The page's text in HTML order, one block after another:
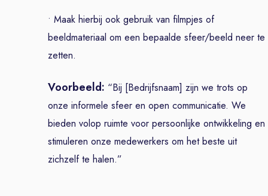
• Maak hierbij ook gebruik van filmpjes of
beeldmateriaal om een bepaalde sfeer/beeld neer te
zetten.
Voorbeeld: “Bij [Bedrijfsnaam] zijn we trots op
onze informele sfeer en open communicatie. We
bieden volop ruimte voor persoonlijke ontwikkeling en
stimuleren onze medewerkers om het beste uit
zichzelf te halen.”